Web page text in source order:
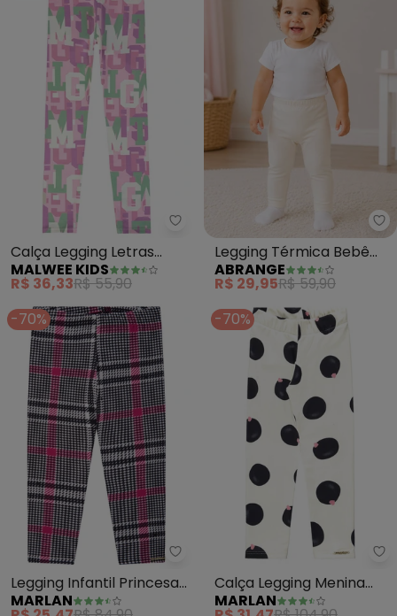
Malwee Kids - Calça Legging
Calça Legging Letras
(Rosa Claro)
MALWEE KIDS
R$ 36,33R$ 55,90
Legging Térmica Bebê
Menina (Nude)
ABRANGE
R$ 29,95R$ 59,90
-70%
Marlan - Legging Infantil
Legging Infantil Princesa
de Gales (Rosa)
MARLAN
-70%
Calça Legging Menina
Molecotton Estampada
MARLAN